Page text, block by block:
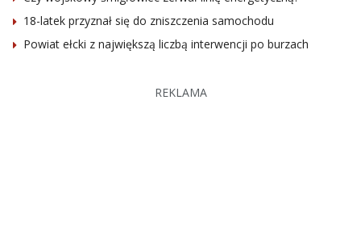
18-latek przyznał się do zniszczenia samochodu
Powiat ełcki z największą liczbą interwencji po burzach
REKLAMA